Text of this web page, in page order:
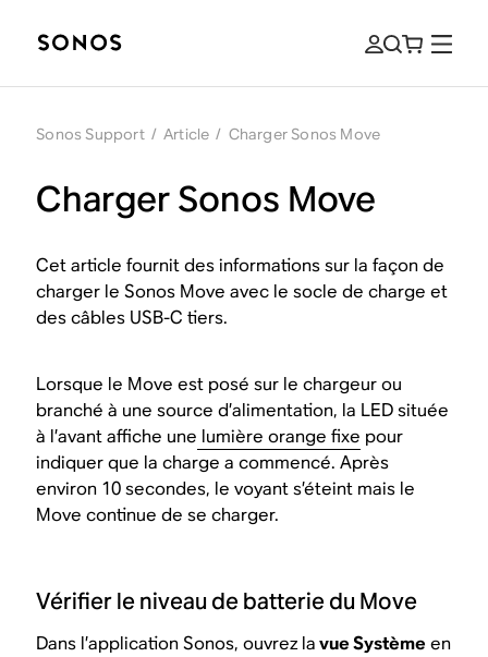
Sonos Support / Article / Charger Sonos Move
Charger Sonos Move
Cet article fournit des informations sur la façon de
charger le Sonos Move avec le socle de charge et
des câbles USB-C tiers.
Lorsque le Move est posé sur le chargeur ou
branché à une source d’alimentation, la LED située
à l’avant affiche une lumière orange fixe pour
indiquer que la charge a commencé. Après
environ 10 secondes, le voyant s’éteint mais le
Move continue de se charger.
Vérifier le niveau de batterie du Move
Dans l’application Sonos, ouvrez lavue Système en